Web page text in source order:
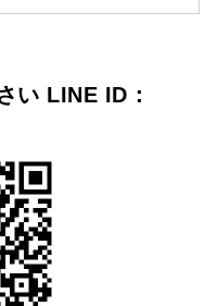
い LINE ID：